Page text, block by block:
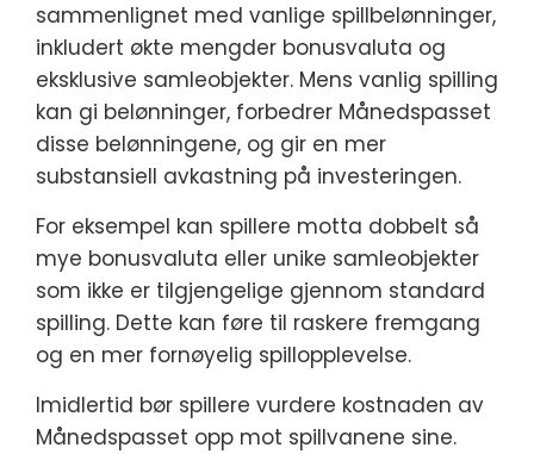
sammenlignet med vanlige spillbelønninger,
inkludert økte mengder bonusvaluta og
eksklusive samleobjekter. Mens vanlig spilling
kan gi belønninger, forbedrer Månedspasset
disse belønningene, og gir en mer
substansiell avkastning på investeringen.
For eksempel kan spillere motta dobbelt så
mye bonusvaluta eller unike samleobjekter
som ikke er tilgjengelige gjennom standard
spilling. Dette kan føre til raskere fremgang
og en mer fornøyelig spillopplevelse.
Imidlertid bør spillere vurdere kostnaden av
Månedspasset opp mot spillvanene sine.